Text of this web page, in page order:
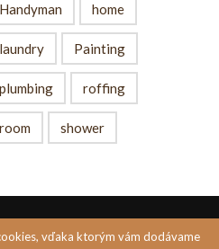
Handyman home
laundry Painting
plumbing roffing
room shower
vďaka ktorým vám dodávame